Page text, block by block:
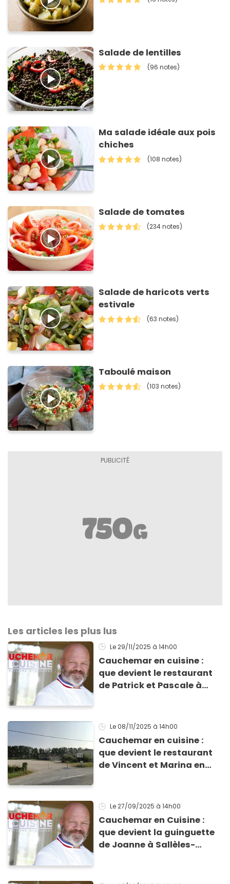
Salade de lentilles
(96 notes)
Ma salade idéale aux pois
chiches
(108 notes)
Salade de tomates
(234 notes)
Salade de haricots verts
estivale
(63 notes)
Taboulé maison
(103 notes)
Les articles les plus lus
Le 29/11/2025 à 14h00
Cauchemar en cuisine :
que devient le restaurant
de Patrick et Pascale à
Le 08/11/2025 à 14h00
Cauchemar en cuisine :
que devient le restaurant
de Vincent et Marina en
Le 27/09/2025 à 14h00
Cauchemar en Cuisine :
que devient la guinguette
de Joanne à Sallèles-